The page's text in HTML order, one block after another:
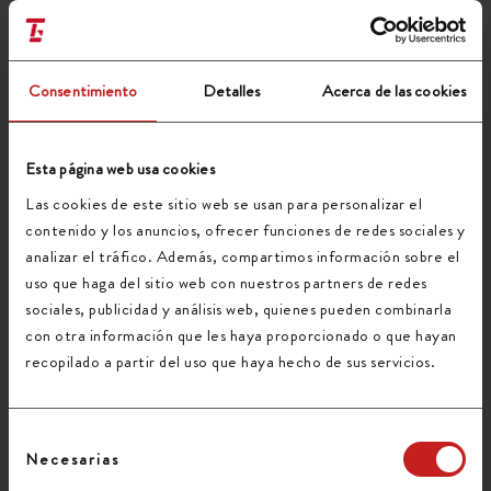
Consentimiento Detalles Acerca de las cookies
Esta página web usa cookies
Las cookies de este sitio web se usan para personalizar el
contenido y los anuncios, ofrecer funciones de redes sociales y
analizar el tráfico. Además, compartimos información sobre el
uso que haga del sitio web con nuestros partners de redes
sociales, publicidad y análisis web, quienes pueden combinarla
con otra información que les haya proporcionado o que hayan
recopilado a partir del uso que haya hecho de sus servicios.
Necesarias
TRANSPORTE DE
PALETS
PUBLICADO POR
COMENTARIOS DESACTIVADOS
QUÉ
DEBE
AYUDARTE
TU
EMPRESA
TRANSPORTE
PALETS
OCTUBRE 01, 2020